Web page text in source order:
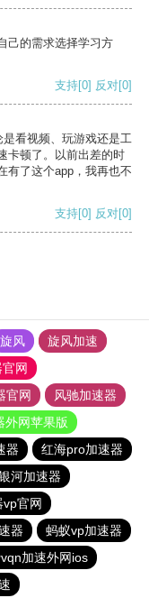
己的需求选择学习方
支持[0] 反对[0]
看视频、玩游戏还是工
卡顿了。以前出差的时
有了这个app，我再也不
支持[0] 反对[0]
旋风
旋风加速
网
官网
风驰加速器
外网苹果版
器
红海pro加速器
河加速器
vp官网
器
蚂蚁vp加速器
加速外网ios